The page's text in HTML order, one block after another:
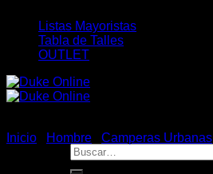
Listas Mayoristas
Tabla de Talles
OUTLET
Buscar
por:
Inicio Hombre Camperas Urbanas